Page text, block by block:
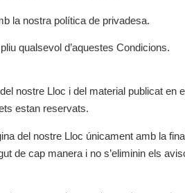
la nostra política de privadesa.
qualsevol d’aquestes Condicions.
nostre Lloc i del material publicat en
estan reservats.
del nostre Lloc únicament amb la
de cap manera i no s’eliminin els